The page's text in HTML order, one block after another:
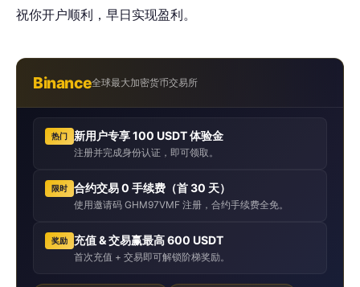
祝你开户顺利，早日实现盈利。
Binance全球最大加密货币交易所
热门 新用户专享 100 USDT 体验金
注册并完成身份认证，即可领取。
限时 合约交易 0 手续费（首 30 天）
使用邀请码 GHM97VMF 注册，合约手续费全免。
奖励 充值 & 交易赢最高 600 USDT
首次充值 + 交易即可解锁阶梯奖励。